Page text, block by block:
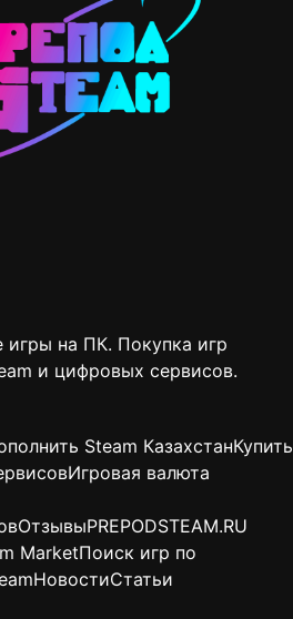
на ПК. Покупка игр
и цифровых сервисов.
Steam КазахстанКупить
Игровая валюта
ОтзывыPREPODSTEAM.RU
MarketПоиск игр по
НовостиСтатьи